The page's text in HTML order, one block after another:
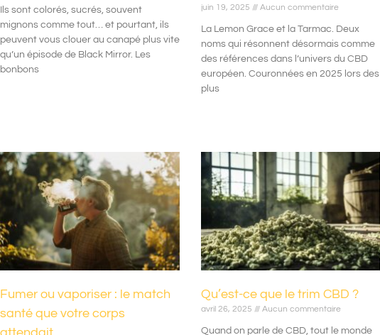
Ils sont colorés, sucrés, souvent
mignons comme tout… et pourtant, ils
peuvent vous clouer au canapé plus vite
qu’un épisode de Black Mirror. Les
bonbons
juin 19, 2025 Aucun commentaire
La Lemon Grace et la Tarmac. Deux
noms qui résonnent désormais comme
des références dans l’univers du CBD
européen. Couronnées en 2025 lors des
plus
Fumer ou vaporiser : le match
santé que votre corps
Qu’est-ce que le trim CBD ?
avril 26, 2025 Aucun commentaire
Quand on parle de CBD, tout le monde